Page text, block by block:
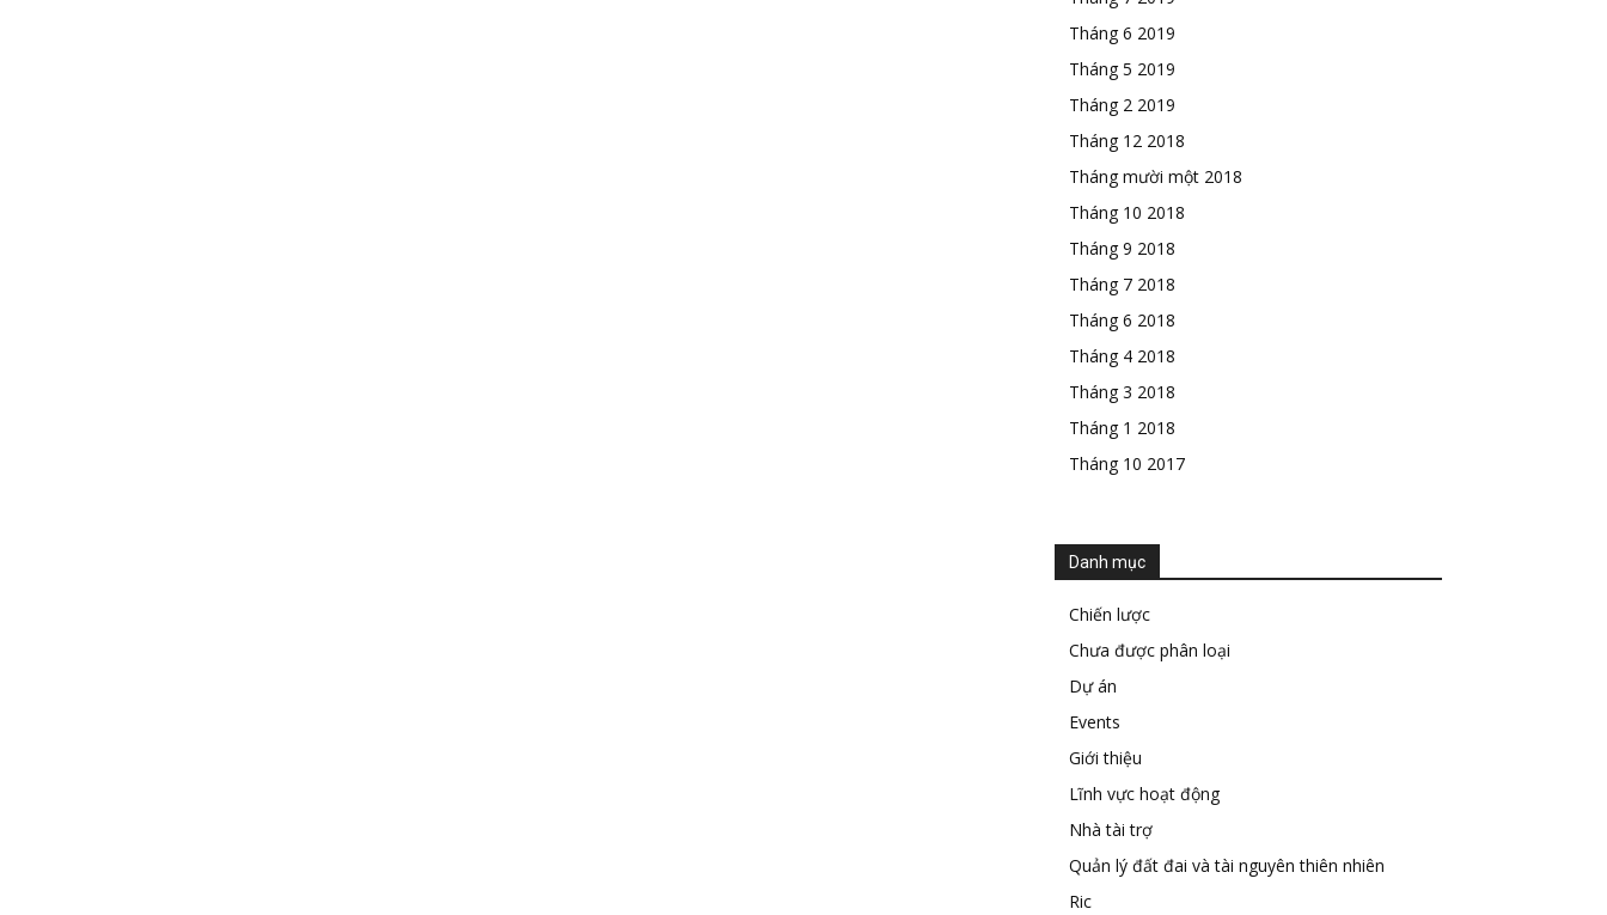
Tháng 6 2019
Tháng 5 2019
Tháng 2 2019
Tháng 12 2018
Tháng mười một 2018
Tháng 10 2018
Tháng 9 2018
Tháng 7 2018
Tháng 6 2018
Tháng 4 2018
Tháng 3 2018
Tháng 1 2018
Tháng 10 2017
Danh mục
Chiến lược
Chưa được phân loại
Dự án
Events
Giới thiệu
Lĩnh vực hoạt động
Nhà tài trợ
Quản lý đất đai và tài nguyên thiên nhiên
Ric